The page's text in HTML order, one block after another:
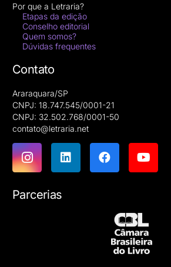
Por que a Letraria?
Etapas da edição
Conselho editorial
Quem somos?
Dúvidas frequentes
Contato
Araraquara/SP
CNPJ: 18.747.545/0001-21
CNPJ: 32.502.768/0001-50
contato@letraria.net
Parcerias